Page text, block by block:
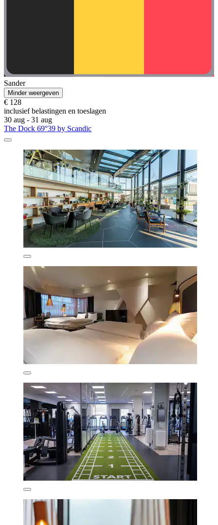
Sander
Minder weergeven
€ 128
inclusief belastingen en toeslagen
30 aug - 31 aug
The Dock 69°39 by Scandic